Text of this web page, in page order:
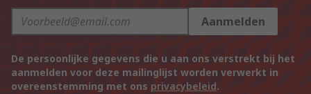
Aanmelden
De persoonlijke gegevens die u aan ons verstrekt bij het
aanmelden voor deze mailinglijst worden verwerkt in
overeenstemming met ons privacybeleid.